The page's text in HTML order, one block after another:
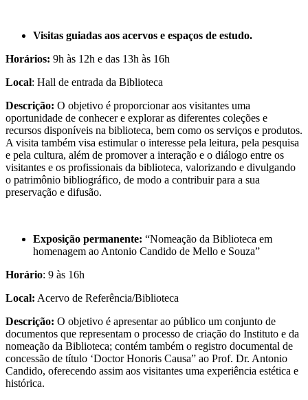
Visitas guiadas aos acervos e espaços de estudo.
Horários: 9h às 12h e das 13h às 16h
Local: Hall de entrada da Biblioteca
Descrição: O objetivo é proporcionar aos visitantes uma
oportunidade de conhecer e explorar as diferentes coleções e
recursos disponíveis na biblioteca, bem como os serviços e produtos.
A visita também visa estimular o interesse pela leitura, pela pesquisa
e pela cultura, além de promover a interação e o diálogo entre os
visitantes e os profissionais da biblioteca, valorizando e divulgando
o patrimônio bibliográfico, de modo a contribuir para a sua
preservação e difusão.
Exposição permanente: “Nomeação da Biblioteca em
homenagem ao Antonio Candido de Mello e Souza”
Horário: 9 às 16h
Local: Acervo de Referência/Biblioteca
Descrição: O objetivo é apresentar ao público um conjunto de
documentos que representam o processo de criação do Instituto e da
nomeação da Biblioteca; contém também o registro documental de
concessão de título ‘Doctor Honoris Causa” ao Prof. Dr. Antonio
Candido, oferecendo assim aos visitantes uma experiência estética e
histórica.